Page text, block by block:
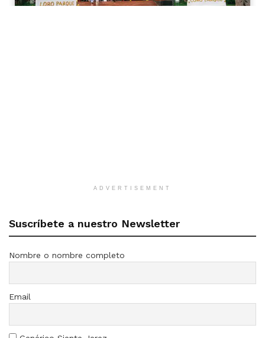
ADVERTISEMENT
Suscríbete a nuestro Newsletter
Nombre o nombre completo
Email